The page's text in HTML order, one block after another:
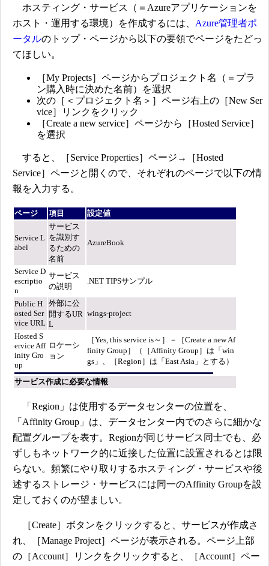
ホスティング・サービス（＝Azureアプリケーションを
ホスト・運用する環境）を作成するには、 Azure管理者ポ
ータルのトップ・ページから以下の要領でページをたどっ
てほしい。
［My Projects］ページからプロジェクト名（＝プラ
ン購入時に決めた名前）を選択
次の［＜プロジェクト名＞］ページ右上の［New Ser
vice］リンクをクリック
［Create a new service］ページから［Hosted Service］
を選択
すると、［Service Properties］ページ→［Hosted
Service］ページと開くので、それぞれのページで以下の情
報を入力する。
ページ 項目 設定値
Service L
abel
サービス
を識別す
るための
名前
AzureBook
Service D
escriptio
n
サービス
の説明
.NET TIPSサンプル
Public H
osted Ser
vice URL
外部に公
開するUR
L
wings-project
Hosted S
ervice Aff
inity Gro
up
ロケーシ
ョン
［Yes, this service is～］－［Create a new Af
finity Group］（［Affinity Group］は「win
gs」、［Region］は「East Asia」とする）
サービス作成に必要な情報
「Region」は使用するデータセンターの位置を、
「Affinity Group」は、データセンター内でのさらに細かな
配置グループを表す。Regionが同じサービス同士でも、必
ずしもネットワーク的に近接した位置に設置されるとは限
らない。頻繁にやり取りするホスティング・サービスや後
述するストレージ・サービスには同一のAffinity Groupを設
定しておくのが望ましい。
［Create］ボタンをクリックすると、サービスが作成さ
れ、［Manage Project］ページが表示される。ページ上部
の［Account］リンクをクリックすると、［Account］ペー